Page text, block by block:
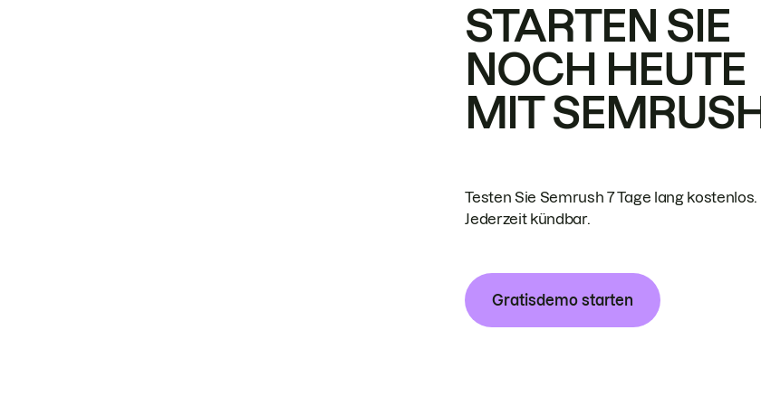
STARTEN SIE
NOCH HEUTE
MIT
Testen Sie Semrush 7 Tage lang kostenlos.
Jederzeit kündbar.
Gratisdemo starten